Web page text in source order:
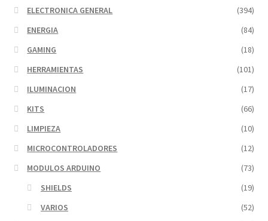
ELECTRONICA GENERAL
(394)
ENERGIA
(84)
GAMING
(18)
HERRAMIENTAS
(101)
ILUMINACION
(17)
KITS
(66)
LIMPIEZA
(10)
MICROCONTROLADORES
(12)
MODULOS ARDUINO
(73)
SHIELDS
(19)
VARIOS
(52)